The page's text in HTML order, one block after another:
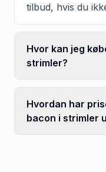
tilbud, hvis du
Hvor kan jeg
strimler?
Hvordan har
bacon i strimler